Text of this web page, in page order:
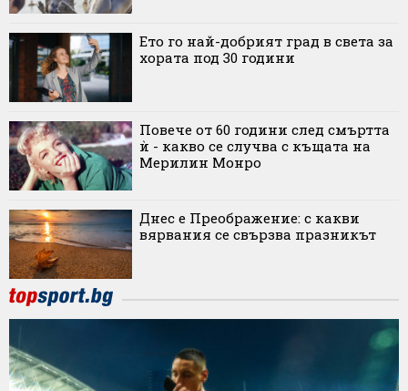
Ето го най-добрият град в света за
хората под 30 години
Повече от 60 години след смъртта
ѝ - какво се случва с къщата на
Мерилин Монро
Днес е Преображение: с какви
вярвания се свързва празникът